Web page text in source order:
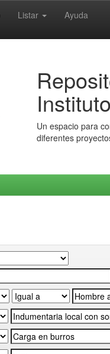
Listar Ayuda
Un espacio para
diferentes